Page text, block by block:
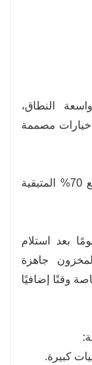
النطاق،
خيارات مصممة
يشترط توفير 30% مقدماً، على أن يتم دفع 70% المتبقية
الشحن العادي من 15 إلى 30 يومًا بعد استلام
جاهزة
وقتًا إضافيًا
كبيرة.